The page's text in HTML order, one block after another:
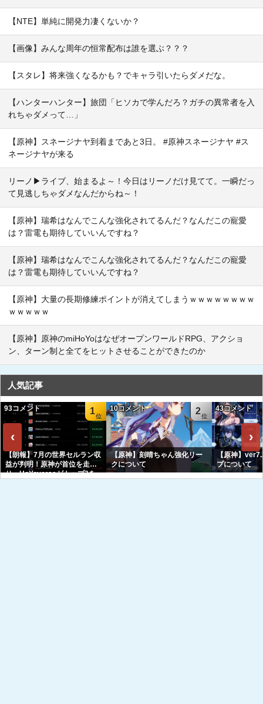
【NTE】単純に開発力凄くないか？
【画像】みんな周年の恒常配布は誰を選ぶ？？？
【スタレ】将来強くなるかも？でキャラ引いたらダメだな。
【ハンターハンター】旅団「ヒソカで学んだろ？ガチの異常者を入
れちゃダメって…」
【原神】スネージナヤ到着まであと3日。 #原神スネージナヤ #ス
ネージナヤが来る
リーノ▶ライブ、始まるよ～！今日はリーノだけ見てて。一瞬だっ
て見逃しちゃダメなんだからね～！
【原神】瑞希はなんでこんな強化されてるんだ？なんだこの寵愛
は？雷電も期待していいんですね？
【原神】瑞希はなんでこんな強化されてるんだ？なんだこの寵愛
は？雷電も期待していいんですね？
【原神】大量の長期修練ポイントが消えてしまうｗｗｗｗｗｗｗｗ
ｗｗｗｗｗ
【原神】原神のmiHoYoはなぜオープンワールドRPG、アクショ
ン、ターン制と全てをヒットさせることができたのか
人気記事
‹
1
93コメント
【朗報】7月の世界セルラン収
益が判明！原神が首位を走
り、HoYoverseがトップ3を
2
10コメント
【原神】刻晴ちゃん強化リー
クについて
43コメント
【原神】
プについて
›